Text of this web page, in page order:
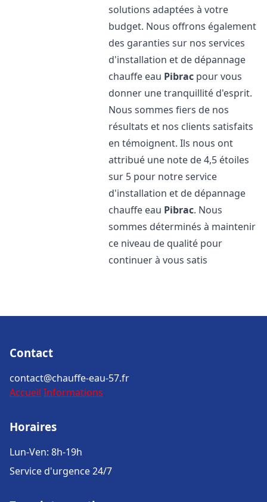
solutions adaptées à votre
budget. Nous offrons également
des garanties sur nos services
d'installation et de dépannage
chauffe eau Pibrac pour vous
donner une tranquillité d'esprit.
Nous sommes fiers de nos
résultats et nos clients satisfaits
en témoignent. Ils nous ont
attribué une note de 4,5 étoiles
sur 5 pour notre service
d'installation et de dépannage
chauffe eau Pibrac. Nous
sommes déterminés à maintenir
ce niveau de qualité pour
continuer à vous satis
Contact
contact@chauffe-eau-57.fr
Accueil Informations
Horaires
Lun-Ven: 8h-19h
Service d'urgence 24/7